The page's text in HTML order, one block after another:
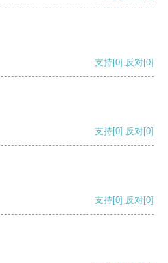
支持[0] 反对[0]
支持[0] 反对[0]
支持[0] 反对[0]